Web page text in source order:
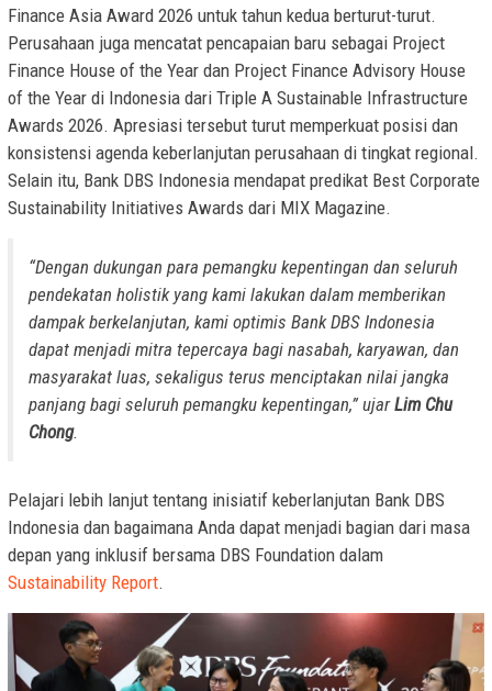
Finance Asia Award 2026 untuk tahun kedua berturut-turut.
Perusahaan juga mencatat pencapaian baru sebagai Project
Finance House of the Year dan Project Finance Advisory House
of the Year di Indonesia dari Triple A Sustainable Infrastructure
Awards 2026. Apresiasi tersebut turut memperkuat posisi dan
konsistensi agenda keberlanjutan perusahaan di tingkat regional.
Selain itu, Bank DBS Indonesia mendapat predikat Best Corporate
Sustainability Initiatives Awards dari MIX Magazine.
“Dengan dukungan para pemangku kepentingan dan seluruh
pendekatan holistik yang kami lakukan dalam memberikan
dampak berkelanjutan, kami optimis Bank DBS Indonesia
dapat menjadi mitra tepercaya bagi nasabah, karyawan, dan
masyarakat luas, sekaligus terus menciptakan nilai jangka
panjang bagi seluruh pemangku kepentingan,” ujarLim Chu
Chong.
Pelajari lebih lanjut tentang inisiatif keberlanjutan Bank DBS
Indonesia dan bagaimana Anda dapat menjadi bagian dari masa
depan yang inklusif bersama DBS Foundation dalam
Sustainability Report.